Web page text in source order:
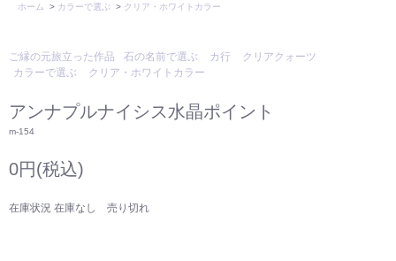
ホーム
> カラーで選ぶ > クリア・ホワイトカラー
ご縁の元旅立った作品 石の名前で選ぶ カ行
クリアクォーツ
カラーで選ぶ
クリア・ホワイトカラー
アンナプルナイシス水晶ポイント
m-154
0円(税込)
在庫状況 在庫なし 売り切れ